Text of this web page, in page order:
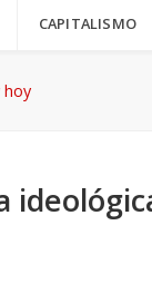
CAPITALISMO
hoy